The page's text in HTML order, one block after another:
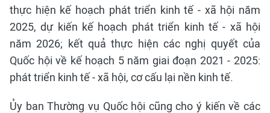
thực hiện kế hoạch phát triển kinh tế - xã hội năm
2025, dự kiến kế hoạch phát triển kinh tế - xã hội
năm 2026; kết quả thực hiện các nghị quyết của
Quốc hội về kế hoạch 5 năm giai đoạn 2021 - 2025:
phát triển kinh tế - xã hội, cơ cấu lại nền kinh tế.
Ủy ban Thường vụ Quốc hội cũng cho ý kiến về các